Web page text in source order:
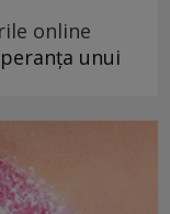
online
unui